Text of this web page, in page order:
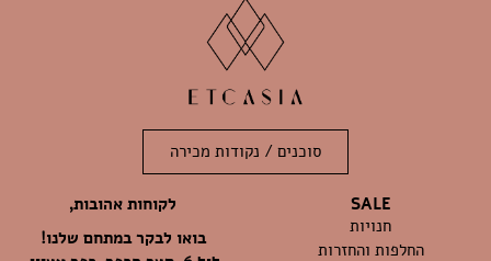
סוכנים / נקודות מכירה
SALE
חנויות
החלפות והחזרות
לקוחות אהובות,
בואו לבקר במתחם שלנו!